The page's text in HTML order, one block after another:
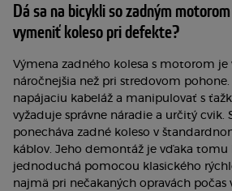
Dá sa na bicykli so zadným
vymeniť koleso pri defekte?
Výmena zadného kolesa s motorom je
náročnejšia než pri stredovom
napájaciu kabeláž a manipulovať s
vyžaduje správne náradie a určitý cvik.
ponecháva zadné koleso v
káblov. Jeho demontáž je vďaka tomu
jednoduchá pomocou klasického
najmä pri nečakaných opravách počas